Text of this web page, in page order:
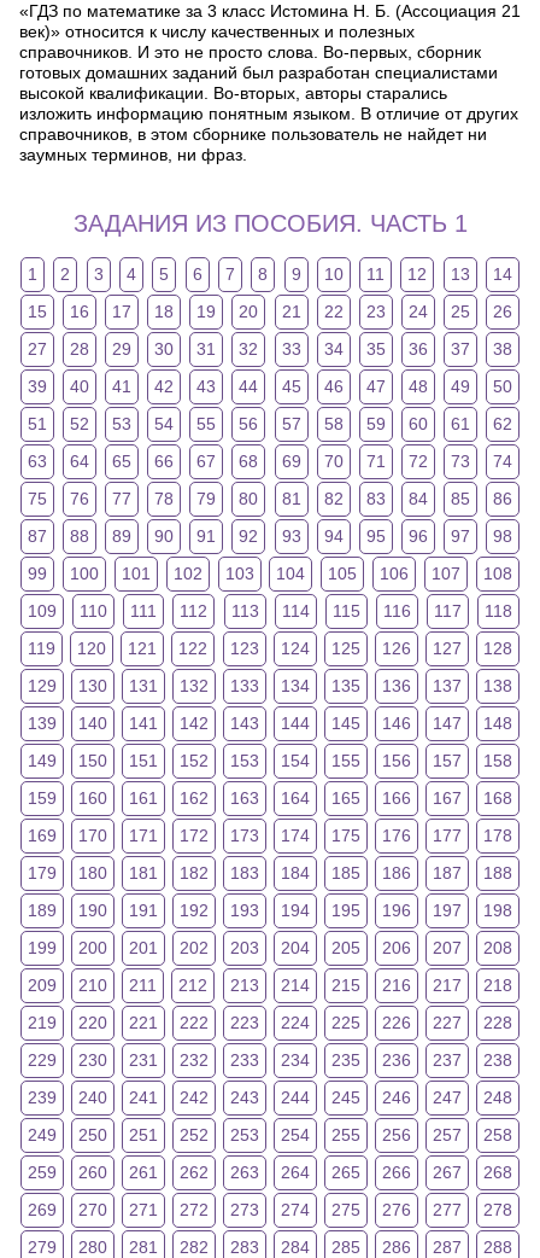
«ГДЗ по математике за 3 класс Истомина Н. Б. (Ассоциация 21
век)» относится к числу качественных и полезных
справочников. И это не просто слова. Во-первых, сборник
готовых домашних заданий был разработан специалистами
высокой квалификации. Во-вторых, авторы старались
изложить информацию понятным языком. В отличие от других
справочников, в этом сборнике пользователь не найдет ни
заумных терминов, ни фраз.
ЗАДАНИЯ ИЗ ПОСОБИЯ. ЧАСТЬ 1
1 2 3 4 5 6 7 8 9 10 11 12 13
14
15
16 17 18 19 20 21 22 23 24 25
26
27
28 29 30 31 32 33 34 35 36 37
38
39
40 41 42 43 44 45 46 47 48 49
50
51
52 53 54 55 56 57 58 59 60 61
62
63
64 65 66 67 68 69 70 71 72 73
74
75
76 77 78 79 80 81 82 83 84 85
86
87
88 89 90 91 92 93 94 95 96 97
98
99
100 101 102 103 104 105 106 107
108
109
110 111 112 113 114 115 116 117
118
119
120 121 122 123 124 125 126 127
128
129
130 131 132 133 134 135 136 137
138
139
140 141 142 143 144 145 146 147
148
149
150 151 152 153 154 155 156 157
158
159
160 161 162 163 164 165 166 167
168
169
170 171 172 173 174 175 176 177
178
179
180 181 182 183 184 185 186 187
188
189
190 191 192 193 194 195 196 197
198
199
200 201 202 203 204 205 206 207
208
209
210 211 212 213 214 215 216 217
218
219
220 221 222 223 224 225 226 227
228
229
230 231 232 233 234 235 236 237
238
239
240 241 242 243 244 245 246 247
248
249
250 251 252 253 254 255 256 257
258
259
260 261 262 263 264 265 266 267
268
269
270 271 272 273 274 275 276 277
278
279
280 281 282 283 284 285 286 287 288